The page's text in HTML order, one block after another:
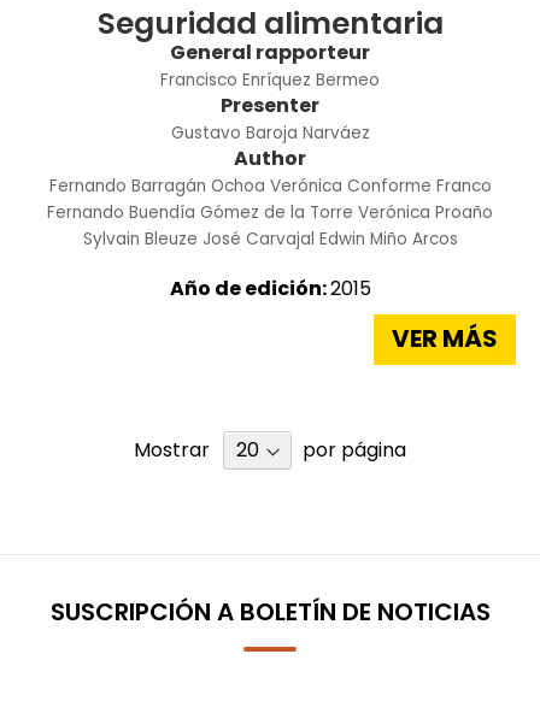
Seguridad alimentaria
General rapporteur
Francisco Enríquez Bermeo
Presenter
Gustavo Baroja Narváez
Author
Fernando Barragán Ochoa Verónica Conforme Franco
Fernando Buendía Gómez de la Torre Verónica Proaño
Sylvain Bleuze José Carvajal Edwin Miño Arcos
Año de edición:2015
VER MÁS
Mostrar por página
SUSCRIPCIÓN A BOLETÍN DE NOTICIAS